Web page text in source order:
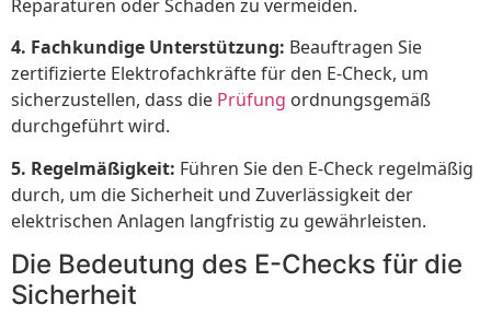
Reparaturen oder Schäden zu vermeiden.
4. Fachkundige Unterstützung: Beauftragen Sie
zertifizierte Elektrofachkräfte für den E-Check, um
sicherzustellen, dass die Prüfung ordnungsgemäß
durchgeführt wird.
5. Regelmäßigkeit: Führen Sie den E-Check regelmäßig
durch, um die Sicherheit und Zuverlässigkeit der
elektrischen Anlagen langfristig zu gewährleisten.
Die Bedeutung des E-Checks für die
Sicherheit